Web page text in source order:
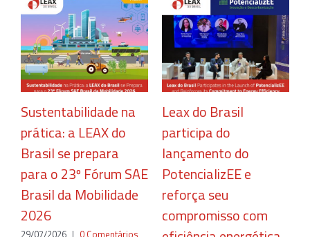
Sustentabilidade na
prática: a LEAX do
Brasil se prepara
para o 23º Fórum SAE
Brasil da Mobilidade
2026
29/07/2026 | 0 Comentários
Leax do Brasil
participa do
lançamento do
PotencializEE e
reforça seu
compromisso com